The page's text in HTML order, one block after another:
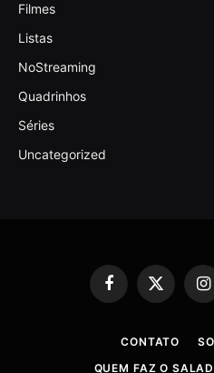
Filmes
Listas
NoStreaming
Quadrinhos
Séries
Uncategorized
Facebook
X
CONTATO
QUEM FAZ O